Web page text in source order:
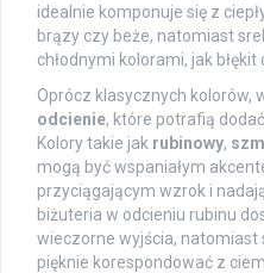
idealnie komponuje się z
brązy czy beże, natomiast
chłodnymi kolorami, jak błękit
Oprócz klasycznych kolorów,
odcienie, które potrafią
Kolory takie jak rubinowy,
mogą być wspaniałym
przyciągającym wzrok i
biżuteria w odcieniu rubinu
wieczorne wyjścia,
pięknie korespondować z